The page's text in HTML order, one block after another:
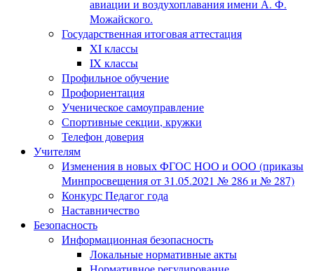
авиации и воздухоплавания имени А. Ф.
Можайского.
Государственная итоговая аттестация
XI классы
IX классы
Профильное обучение
Профориентация
Ученическое самоуправление
Спортивные секции, кружки
Телефон доверия
Учителям
Изменения в новых ФГОС НОО и ООО (приказы
Минпросвещения от 31.05.2021 № 286 и № 287)
Конкурс Педагог года
Наставничество
Безопасность
Информационная безопасность
Локальные нормативные акты